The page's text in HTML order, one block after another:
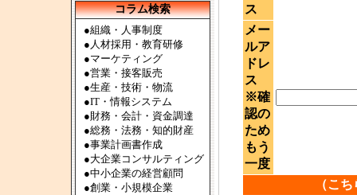
コラム検索
●組織・人事制度
●人材採用・教育研修
●マーケティング
●営業・接客販売
●生産・技術・物流
●IT・情報システム
●財務・会計・資金調達
●総務・法務・知的財産
●事業計画書作成
●大企業コンサルティング
●中小企業の経営顧問
●創業・小規模企業
ス
メー
ルア
ドレ
ス
※確
認の
ため
もう
一度
（こ